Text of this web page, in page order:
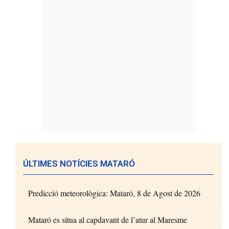
ÚLTIMES NOTÍCIES MATARÓ
Predicció meteorològica: Mataró, 8 de Agost de 2026
Mataró es situa al capdavant de l’atur al Maresme